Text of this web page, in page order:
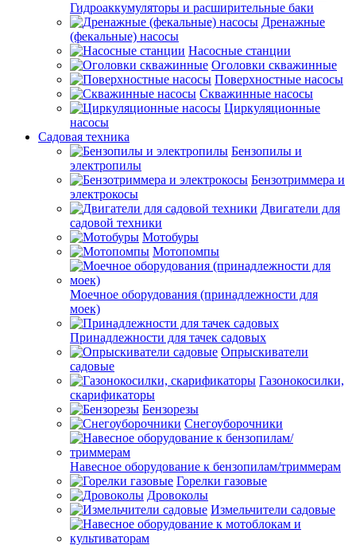
Гидроаккумуляторы и расширительные баки
Дренажные
(фекальные) насосы
Насосные станции
Оголовки скважинные
Поверхностные насосы
Скважинные насосы
Циркуляционные
насосы
Садовая техника
Бензопилы и
электропилы
Бензотриммера и
электрокосы
Двигатели для
садовой техники
Мотобуры
Мотопомпы
Моечное оборудования (принадлежности для
моек)
Принадлежности для тачек садовых
Опрыскиватели
садовые
Газонокосилки,
скарификаторы
Бензорезы
Снегоуборочники
Навесное оборудование к бензопилам/триммерам
Горелки газовые
Дровоколы
Измельчители садовые